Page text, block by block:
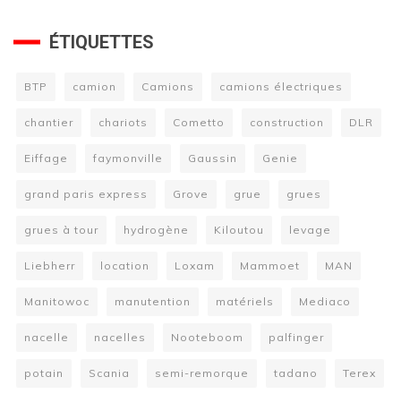
ÉTIQUETTES
BTP camion Camions camions électriques
chantier chariots Cometto construction DLR
Eiffage faymonville Gaussin Genie
grand paris express Grove grue grues
grues à tour hydrogène Kiloutou levage
Liebherr location Loxam Mammoet MAN
Manitowoc manutention matériels Mediaco
nacelle nacelles Nooteboom palfinger
potain Scania semi-remorque tadano Terex